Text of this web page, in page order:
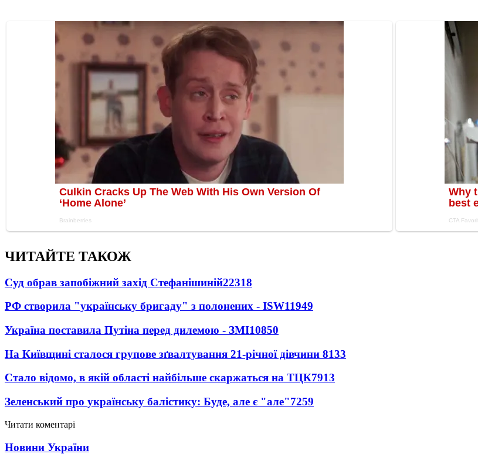
ЧИТАЙТЕ ТАКОЖ
Суд обрав запобіжний захід Стефанішиній22318
РФ створила "українську бригаду" з полонених - ISW11949
Україна поставила Путіна перед дилемою - ЗМІ10850
На Київщині сталося групове зґвалтування 21-річної дівчини 8133
Стало відомо, в якій області найбільше скаржаться на ТЦК7913
Зеленський про українську балістику: Буде, але є "але"7259
Читати коментарі
Новини України